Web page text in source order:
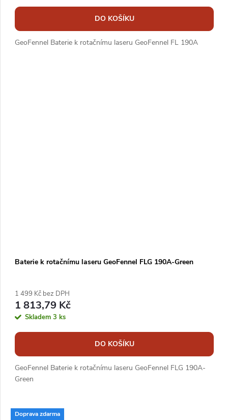
DO KOŠÍKU
GeoFennel Baterie k rotačnímu laseru GeoFennel FL 190A
Baterie k rotačnímu laseru GeoFennel FLG 190A-Green
1 499 Kč bez DPH
1 813,79 Kč
Skladem 3 ks
DO KOŠÍKU
GeoFennel Baterie k rotačnímu laseru GeoFennel FLG 190A-
Green
Doprava zdarma